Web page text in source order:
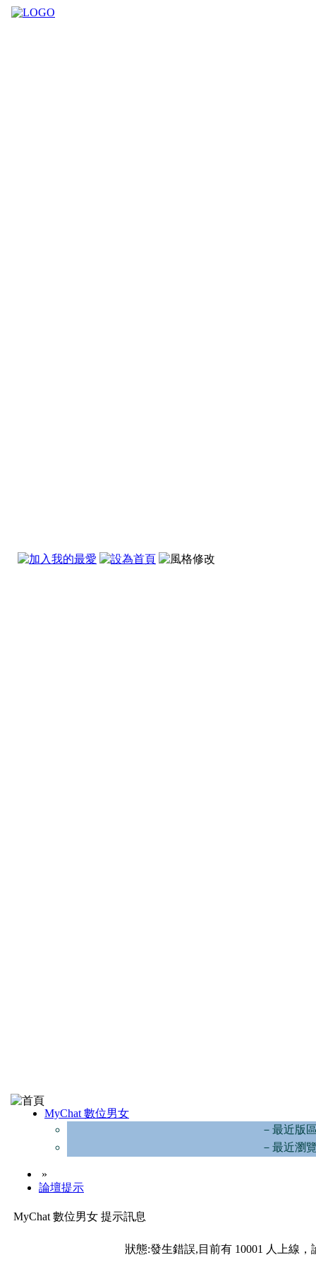
MyChat 數位男女
－最近版
－最近瀏
»
論壇提示
MyChat 數位男女 提示訊息
狀態:發生錯誤,目前有 10001 人上線